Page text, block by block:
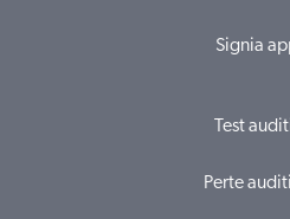
Signia
Test
Perte